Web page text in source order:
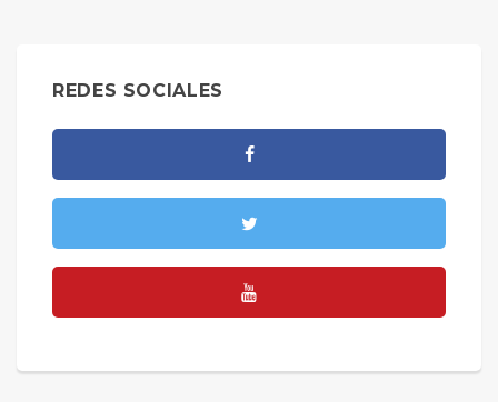
REDES SOCIALES